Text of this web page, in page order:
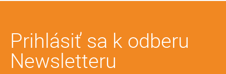
Prihlásiť sa k odberu
Newsletteru